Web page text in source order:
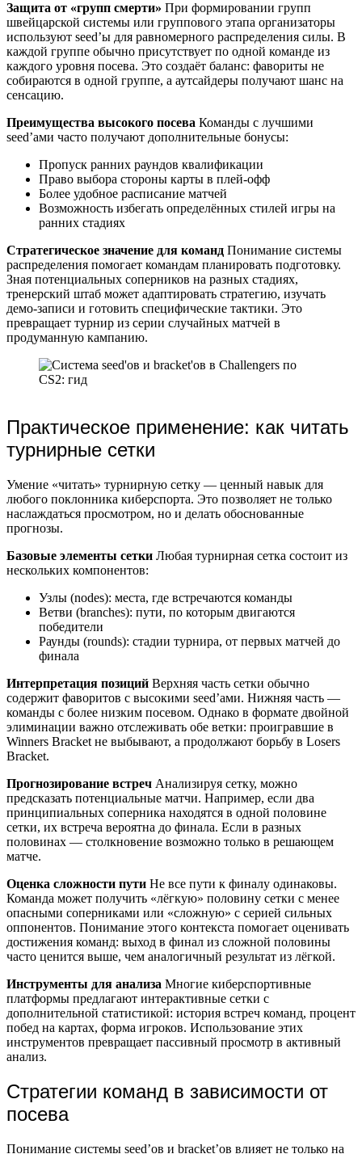
Защита от «групп смерти» При формировании групп
швейцарской системы или группового этапа организаторы
используют seed’ы для равномерного распределения силы. В
каждой группе обычно присутствует по одной команде из
каждого уровня посева. Это создаёт баланс: фавориты не
собираются в одной группе, а аутсайдеры получают шанс на
сенсацию.
Преимущества высокого посева Команды с лучшими
seed’ами часто получают дополнительные бонусы:
Пропуск ранних раундов квалификации
Право выбора стороны карты в плей-офф
Более удобное расписание матчей
Возможность избегать определённых стилей игры на
ранних стадиях
Стратегическое значение для команд Понимание системы
распределения помогает командам планировать подготовку.
Зная потенциальных соперников на разных стадиях,
тренерский штаб может адаптировать стратегию, изучать
демо-записи и готовить специфические тактики. Это
превращает турнир из серии случайных матчей в
продуманную кампанию.
Практическое применение: как читать
турнирные сетки
Умение «читать» турнирную сетку — ценный навык для
любого поклонника киберспорта. Это позволяет не только
наслаждаться просмотром, но и делать обоснованные
прогнозы.
Базовые элементы сетки Любая турнирная сетка состоит из
нескольких компонентов:
Узлы (nodes): места, где встречаются команды
Ветви (branches): пути, по которым двигаются
победители
Раунды (rounds): стадии турнира, от первых матчей до
финала
Интерпретация позиций Верхняя часть сетки обычно
содержит фаворитов с высокими seed’ами. Нижняя часть —
команды с более низким посевом. Однако в формате двойной
элиминации важно отслеживать обе ветки: проигравшие в
Winners Bracket не выбывают, а продолжают борьбу в Losers
Bracket.
Прогнозирование встреч Анализируя сетку, можно
предсказать потенциальные матчи. Например, если два
принципиальных соперника находятся в одной половине
сетки, их встреча вероятна до финала. Если в разных
половинах — столкновение возможно только в решающем
матче.
Оценка сложности пути Не все пути к финалу одинаковы.
Команда может получить «лёгкую» половину сетки с менее
опасными соперниками или «сложную» с серией сильных
оппонентов. Понимание этого контекста помогает оценивать
достижения команд: выход в финал из сложной половины
часто ценится выше, чем аналогичный результат из лёгкой.
Инструменты для анализа Многие киберспортивные
платформы предлагают интерактивные сетки с
дополнительной статистикой: история встреч команд, процент
побед на картах, форма игроков. Использование этих
инструментов превращает пассивный просмотр в активный
анализ.
Стратегии команд в зависимости от
посева
Понимание системы seed’ов и bracket’ов влияет не только на